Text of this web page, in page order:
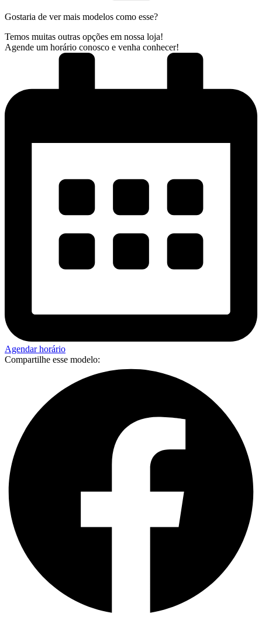
Gostaria de ver mais modelos como esse?
Temos muitas outras opções em nossa loja!
Agende um horário conosco e venha conhecer!
Agendar horário
Compartilhe esse modelo: